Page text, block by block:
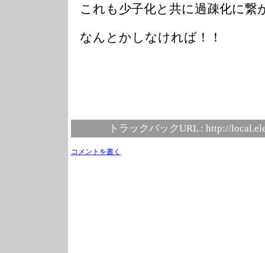
これも少子化と共に過疎化に繋
なんとかしなければ！！
トラックバックURL : http://
コメントを書く